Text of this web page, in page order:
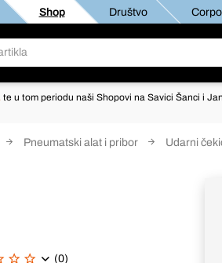
Shop Društvo
te u tom periodu naši Shopovi na Savici Šanci i
Pneumatski alat i pribor
Udarni
(0)